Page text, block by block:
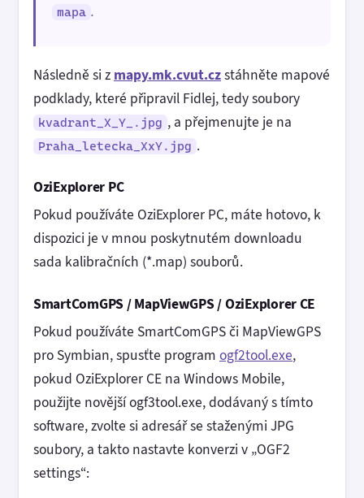
mapa .
Následně si z mapy.mk.cvut.czstáhněte mapové
podklady, které připravil Fidlej, tedy soubory
kvadrant_X_Y_.jpg , a přejmenujte je na
Praha_letecka_XxY.jpg .
OziExplorer PC
Pokud používáte OziExplorer PC, máte hotovo, k
dispozici je v mnou poskytnutém downloadu
sada kalibračních (*.map) souborů.
SmartComGPS / MapViewGPS / OziExplorer CE
Pokud používáte SmartComGPS či MapViewGPS
pro Symbian, spusťte program ogf2tool.exe,
pokud OziExplorer CE na Windows Mobile,
použijte novější ogf3tool.exe, dodávaný s tímto
software, zvolte si adresář se staženými JPG
soubory, a takto nastavte konverzi v „OGF2
settings“: